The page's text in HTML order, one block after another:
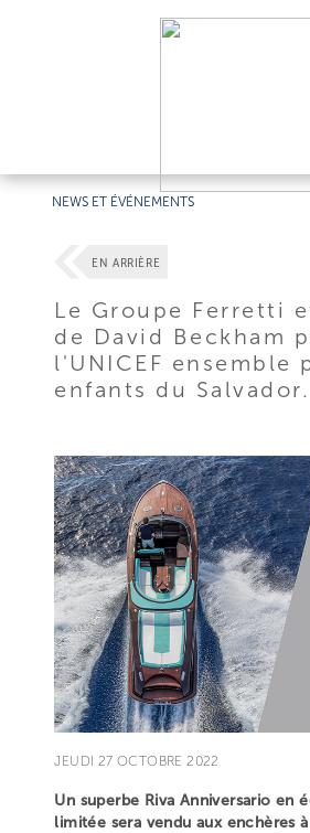
NEWS ET ÉVÉNEMENTS
EN ARRIÈRE
Le Groupe Ferretti
de David Beckham
l'UNICEF ensemble
enfants du Salvador.
JEUDI 27 OCTOBRE 2022
Un superbe Riva Anniversario en
limitée sera vendu aux enchères